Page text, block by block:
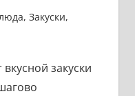
, Закуски,
закуски